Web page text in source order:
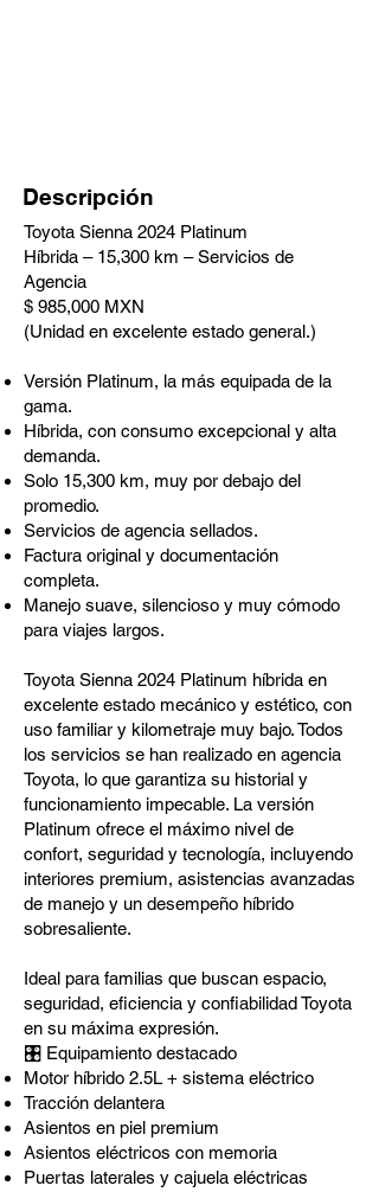
Descripción
Toyota Sienna 2024 Platinum
Híbrida – 15,300 km – Servicios de
Agencia
$ 985,000 MXN
(Unidad en excelente estado general.)
Versión Platinum, la más equipada de la
gama.
Híbrida, con consumo excepcional y alta
demanda.
Solo 15,300 km, muy por debajo del
promedio.
Servicios de agencia sellados.
Factura original y documentación
completa.
Manejo suave, silencioso y muy cómodo
para viajes largos.
Toyota Sienna 2024 Platinum híbrida en
excelente estado mecánico y estético, con
uso familiar y kilometraje muy bajo. Todos
los servicios se han realizado en agencia
Toyota, lo que garantiza su historial y
funcionamiento impecable. La versión
Platinum ofrece el máximo nivel de
confort, seguridad y tecnología, incluyendo
interiores premium, asistencias avanzadas
de manejo y un desempeño híbrido
sobresaliente.
Ideal para familias que buscan espacio,
seguridad, eficiencia y confiabilidad Toyota
en su máxima expresión.
🎛️ Equipamiento destacado
Motor híbrido 2.5L + sistema eléctrico
Tracción delantera
Asientos en piel premium
Asientos eléctricos con memoria
Puertas laterales y cajuela eléctricas